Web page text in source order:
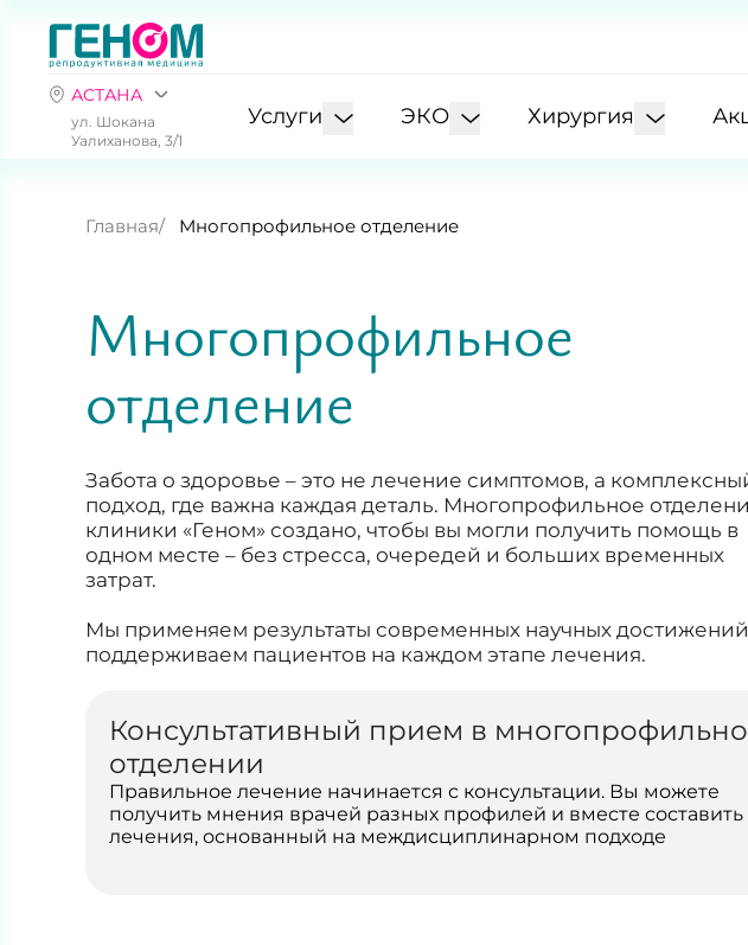
АСТАНА
ул. Шокана
Уалиханова, 3/1
Услуги ЭКО Хирургия
Главная Многопрофильное отделение
Многопрофильное
отделение
Забота о здоровье – это не лечение симптомов, а
подход, где важна каждая деталь. Многопрофильное
клиники «Геном» создано, чтобы вы могли получить помощь в
одном месте – без стресса, очередей и больших временных
затрат.
Мы применяем результаты современных научных
поддерживаем пациентов на каждом этапе лечения.
Консультативный прием в
отделении
Правильное лечение начинается с консультации. Вы можете
получить мнения врачей разных профилей и вместе составить
лечения, основанный на междисциплинарном подходе